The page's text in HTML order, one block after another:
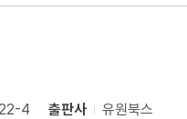
4 출판사 유원북스